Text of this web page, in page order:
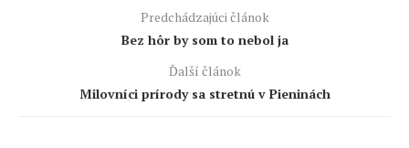
Predchádzajúci článok
Bez hôr by som to nebol ja
Ďalší článok
Milovníci prírody sa stretnú v Pieninách